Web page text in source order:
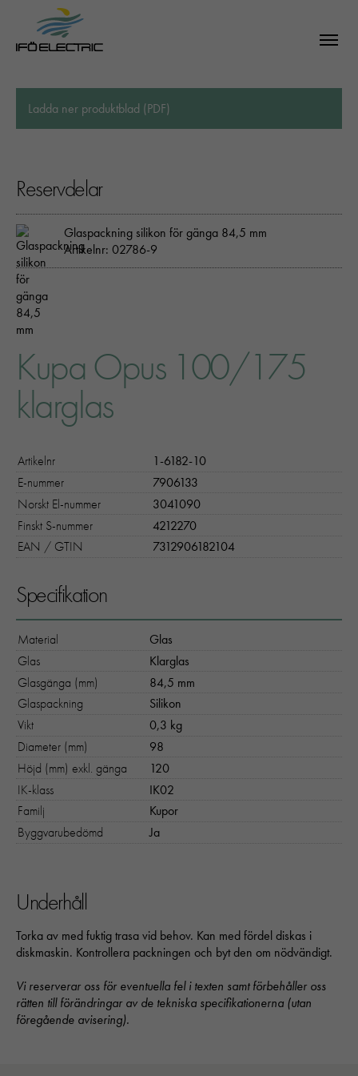
Ladda ner produktblad (PDF)
Reservdelar
Glaspackning silikon för gänga 84,5 mm
Artikelnr: 02786-9
Kupa Opus 100/175
klarglas
Artikelnr
1-6182-10
E-nummer
7906133
Norskt El-nummer
3041090
Finskt S-nummer
4212270
EAN / GTIN
7312906182104
Specifikation
Material
Glas
Glas
Klarglas
Glasgänga (mm)
84,5 mm
Glaspackning
Silikon
Vikt
0,3 kg
Diameter (mm)
98
Höjd (mm) exkl. gänga
120
IK-klass
IK02
Familj
Kupor
Byggvarubedömd
Ja
Underhåll
Torka av med fuktig trasa vid behov. Kan med fördel diskas i
diskmaskin. Kontrollera packningen och byt den om nödvändigt.
Vi reserverar oss för eventuella fel i texten samt förbehåller oss
rätten till förändringar av de tekniska specifikationerna (utan
föregående avisering).